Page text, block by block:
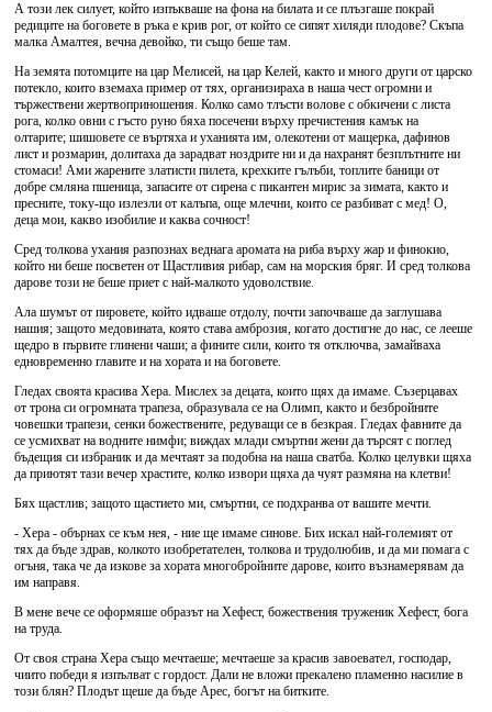
А този лек силует, който изпъкваше на фона на билата и се плъзгаше покрай
редиците на боговете в ръка е крив рог, от който се сипят хиляди плодове? Скъпа
малка Амалтея, вечна девойко, ти също беше там.
На земята потомците на цар Мелисей, на цар Келей, както и много други от царско
потекло, които вземаха пример от тях, организираха в наша чест огромни и
тържествени жертвоприношения. Колко само тлъсти волове с обкичени с листа
рога, колко овни с гъсто руно бяха посечени върху пречистения камък на
олтарите; шишовете се въртяха и уханията им, олекотени от мащерка, дафинов
лист и розмарин, долитаха да зарадват ноздрите ни и да нахранят безплътните ни
стомаси! Ами жарените златисти пилета, крехките гълъби, топлите баници от
добре смляна пшеница, запасите от сирена с пикантен мирис за зимата, както и
пресните, току-що излезли от калъпа, още млечни, които се разбиват с мед! О,
деца мои, какво изобилие и каква сочност!
Сред толкова ухания разпознах веднага аромата на риба върху жар и финокио,
който ни беше посветен от Щастливия рибар, сам на морския бряг. И сред толкова
дарове този не беше приет с най-малкото удоволствие.
Ала шумът от пировете, който идваше отдолу, почти започваше да заглушава
нашия; защото медовината, която става амброзия, когато достигне до нас, се лееше
щедро в първите глинени чаши; а фините сили, които тя отключва, замайваха
едновременно главите и на хората и на боговете.
Гледах своята красива Хера. Мислех за децата, които щях да имаме. Съзерцавах
от трона си огромната трапеза, образувала се на Олимп, както и безбройните
човешки трапези, сенки божествените, редуващи се в безкрая. Гледах фавните да
се усмихват на водните нимфи; виждах млади смъртни жени да търсят с поглед
бъдещия си избраник и да мечтаят за подобна на наша сватба. Колко целувки щяха
да приютят тази вечер храстите, колко извори щяха да чуят размяна на клетви!
Бях щастлив; защото щастието ми, смъртни, се подхранва от вашите мечти.
- Хера - обърнах се към нея, - ние ще имаме синове. Бих искал най-големият от
тях да бъде здрав, колкото изобретателен, толкова и трудолюбив, и да ми помага с
огъня, така че да изкове за хората многобройните дарове, които възнамерявам да
им направя.
В мене вече се оформяше образът на Хефест, божествения труженик Хефест, бога
на труда.
От своя страна Хера също мечтаеше; мечтаеше за красив завоевател, господар,
чиито победи я изпълват с гордост. Дали не вложи прекалено пламенно насилие в
този блян? Плодът щеше да бъде Арес, богът на битките.